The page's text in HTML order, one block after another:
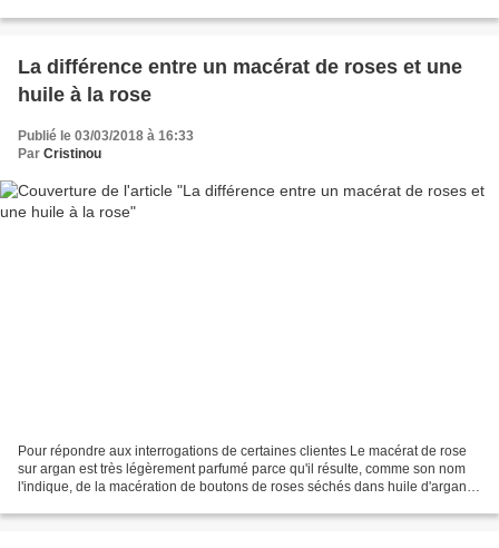
La différence entre un macérat de roses et une
huile à la rose
Publié le 03/03/2018 à 16:33
Par Cristinou
Pour répondre aux interrogations de certaines clientes Le macérat de rose
sur argan est très légèrement parfumé parce qu'il résulte, comme son nom
l'indique, de la macération de boutons de roses séchés dans huile d'argan